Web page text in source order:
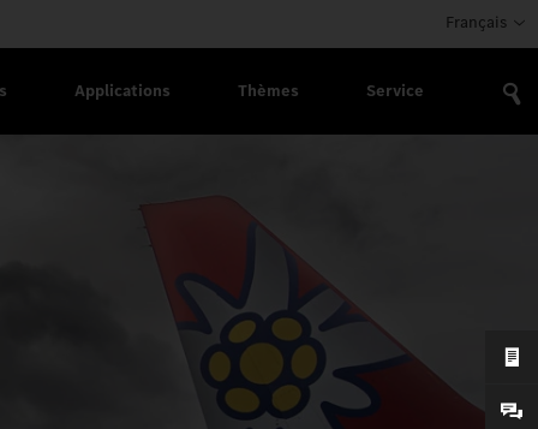
Français
Applications Thèmes Service